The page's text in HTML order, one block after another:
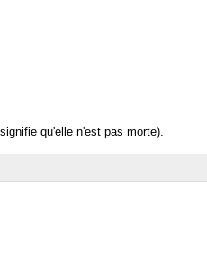
qu'elle n'est pas morte).